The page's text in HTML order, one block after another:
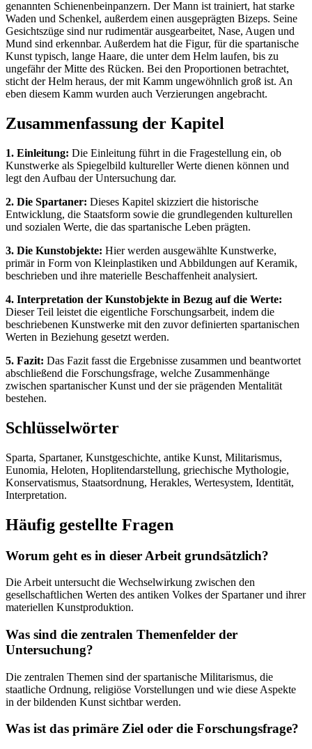
genannten Schienenbeinpanzern. Der Mann ist trainiert, hat starke
Waden und Schenkel, außerdem einen ausgeprägten Bizeps. Seine
Gesichtszüge sind nur rudimentär ausgearbeitet, Nase, Augen und
Mund sind erkennbar. Außerdem hat die Figur, für die spartanische
Kunst typisch, lange Haare, die unter dem Helm laufen, bis zu
ungefähr der Mitte des Rücken. Bei den Proportionen betrachtet,
sticht der Helm heraus, der mit Kamm ungewöhnlich groß ist. An
eben diesem Kamm wurden auch Verzierungen angebracht.
Zusammenfassung der Kapitel
1. Einleitung: Die Einleitung führt in die Fragestellung ein, ob
Kunstwerke als Spiegelbild kultureller Werte dienen können und
legt den Aufbau der Untersuchung dar.
2. Die Spartaner: Dieses Kapitel skizziert die historische
Entwicklung, die Staatsform sowie die grundlegenden kulturellen
und sozialen Werte, die das spartanische Leben prägten.
3. Die Kunstobjekte: Hier werden ausgewählte Kunstwerke,
primär in Form von Kleinplastiken und Abbildungen auf Keramik,
beschrieben und ihre materielle Beschaffenheit analysiert.
4. Interpretation der Kunstobjekte in Bezug auf die Werte:
Dieser Teil leistet die eigentliche Forschungsarbeit, indem die
beschriebenen Kunstwerke mit den zuvor definierten spartanischen
Werten in Beziehung gesetzt werden.
5. Fazit: Das Fazit fasst die Ergebnisse zusammen und beantwortet
abschließend die Forschungsfrage, welche Zusammenhänge
zwischen spartanischer Kunst und der sie prägenden Mentalität
bestehen.
Schlüsselwörter
Sparta, Spartaner, Kunstgeschichte, antike Kunst, Militarismus,
Eunomia, Heloten, Hoplitendarstellung, griechische Mythologie,
Konservatismus, Staatsordnung, Herakles, Wertesystem, Identität,
Interpretation.
Häufig gestellte Fragen
Worum geht es in dieser Arbeit grundsätzlich?
Die Arbeit untersucht die Wechselwirkung zwischen den
gesellschaftlichen Werten des antiken Volkes der Spartaner und ihrer
materiellen Kunstproduktion.
Was sind die zentralen Themenfelder der
Untersuchung?
Die zentralen Themen sind der spartanische Militarismus, die
staatliche Ordnung, religiöse Vorstellungen und wie diese Aspekte
in der bildenden Kunst sichtbar werden.
Was ist das primäre Ziel oder die Forschungsfrage?